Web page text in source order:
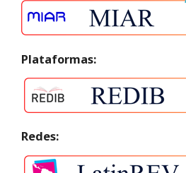
Plataformas:
Redes: